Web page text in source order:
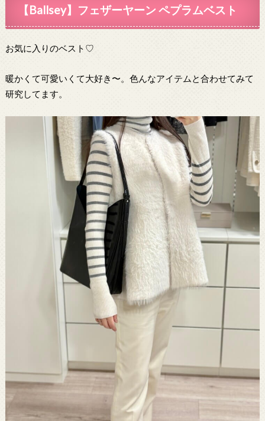
【Ballsey】フェザーヤーン ペプラムベスト
お気に入りのベスト♡
暖かくて可愛いくて大好き〜。色んなアイテムと合わせてみて
研究してます。